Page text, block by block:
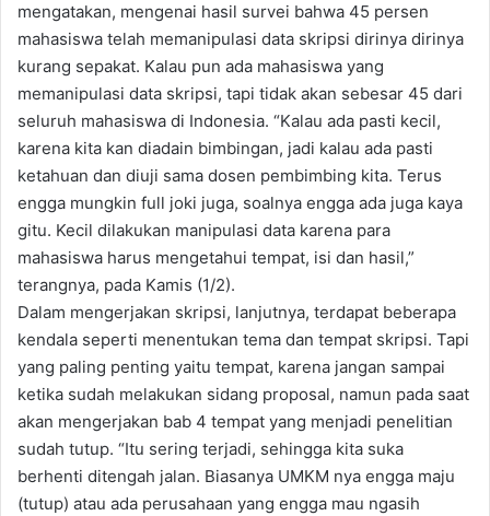
mengatakan, mengenai hasil survei bahwa 45 persen
mahasiswa telah memanipulasi data skripsi dirinya dirinya
kurang sepakat. Kalau pun ada mahasiswa yang
memanipulasi data skripsi, tapi tidak akan sebesar 45 dari
seluruh mahasiswa di Indonesia. “Kalau ada pasti kecil,
karena kita kan diadain bimbingan, jadi kalau ada pasti
ketahuan dan diuji sama dosen pembimbing kita. Terus
engga mungkin full joki juga, soalnya engga ada juga kaya
gitu. Kecil dilakukan manipulasi data karena para
mahasiswa harus mengetahui tempat, isi dan hasil,”
terangnya, pada Kamis (1/2).
Dalam mengerjakan skripsi, lanjutnya, terdapat beberapa
kendala seperti menentukan tema dan tempat skripsi. Tapi
yang paling penting yaitu tempat, karena jangan sampai
ketika sudah melakukan sidang proposal, namun pada saat
akan mengerjakan bab 4 tempat yang menjadi penelitian
sudah tutup. “Itu sering terjadi, sehingga kita suka
berhenti ditengah jalan. Biasanya UMKM nya engga maju
(tutup) atau ada perusahaan yang engga mau ngasih